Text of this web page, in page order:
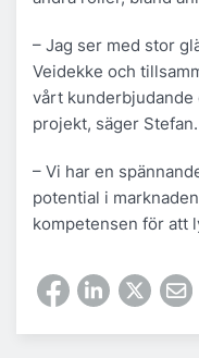
– Jag ser med stor
Veidekke och
vårt kunderbjudande
projekt, säger Stefan.
– Vi har en
potential i
kompetensen för att